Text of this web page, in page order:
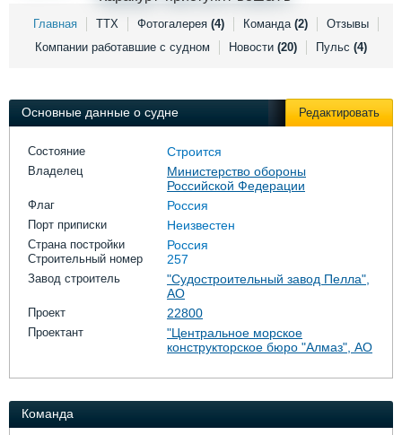
Выставки и семинары
Личности
Словарь
Форум
Отзывы
Главная ТТХ Фотогалерея (4) Команда (2)
Отзывы
Компании работавшие с судном
Новости (20) Пульс (4)
Основные данные о судне Редактировать
Состояние Строится
Владелец
Министерство обороны
Российской Федерации
Флаг Россия
Порт приписки Неизвестен
Страна постройки Россия
Строительный номер 257
Завод строитель
"Судостроительный завод Пелла",
АО
Проект 22800
Проектант
"Центральное морское
конструкторское бюро "Алмаз", АО
Команда